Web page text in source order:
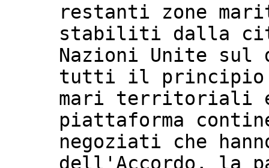
restanti zone
stabiliti dalla
Nazioni Unite
tutti il principio
mari territoriali
piattaforma
negoziati che
dell'Accordo, la